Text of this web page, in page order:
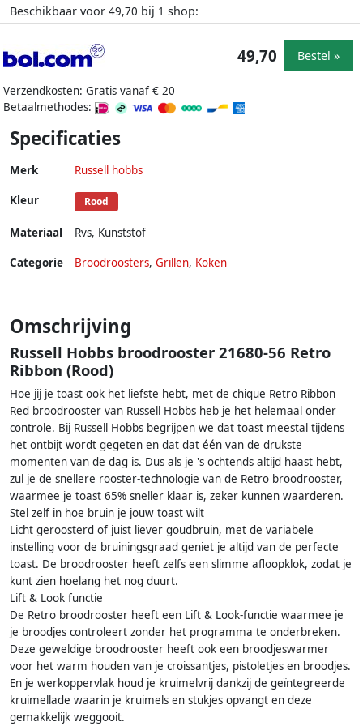
Beschikbaar voor 49,70 bij 1 shop:
Verzendkosten: Gratis vanaf € 20
Betaalmethodes:
49,70 Bestel »
Specificaties
Merk Russell hobbs
Kleur Rood
Materiaal Rvs, Kunststof
Categorie Broodroosters, Grillen, Koken
Omschrijving
Russell Hobbs broodrooster 21680-56 Retro
Ribbon (Rood)
Hoe jij je toast ook het liefste hebt, met de chique Retro Ribbon
Red broodrooster van Russell Hobbs heb je het helemaal onder
controle. Bij Russell Hobbs begrijpen we dat toast meestal tijdens
het ontbijt wordt gegeten en dat dat één van de drukste
momenten van de dag is. Dus als je 's ochtends altijd haast hebt,
zul je de snellere rooster-technologie van de Retro broodrooster,
waarmee je toast 65% sneller klaar is, zeker kunnen waarderen.
Stel zelf in hoe bruin je jouw toast wilt
Licht geroosterd of juist liever goudbruin, met de variabele
instelling voor de bruiningsgraad geniet je altijd van de perfecte
toast. De broodrooster heeft zelfs een slimme afloopklok, zodat je
kunt zien hoelang het nog duurt.
Lift & Look functie
De Retro broodrooster heeft een Lift & Look-functie waarmee je
je broodjes controleert zonder het programma te onderbreken.
Deze geweldige broodrooster heeft ook een broodjeswarmer
voor het warm houden van je croissantjes, pistoletjes en broodjes.
En je werkoppervlak houd je kruimelvrij dankzij de geïntegreerde
kruimellade waarin je kruimels en stukjes opvangt en deze
gemakkelijk weggooit.